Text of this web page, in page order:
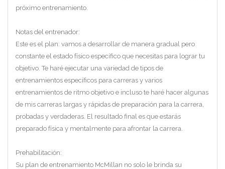
próximo entrenamiento.
Notas del entrenador:
Este es el plan: vamos a desarrollar de manera gradual pero
constante el estado físico específico que necesitas para lograr tu
objetivo. Te haré ejecutar una variedad de tipos de
entrenamientos específicos para carreras y varios
entrenamientos de ritmo objetivo e incluso te haré hacer algunas
de mis carreras largas y rápidas de preparación para la carrera,
probadas y verdaderas. El resultado final es que estarás
preparado física y mentalmente para afrontar la carrera.
Prehabilitación:
Su plan de entrenamiento McMillan no solo le brinda su